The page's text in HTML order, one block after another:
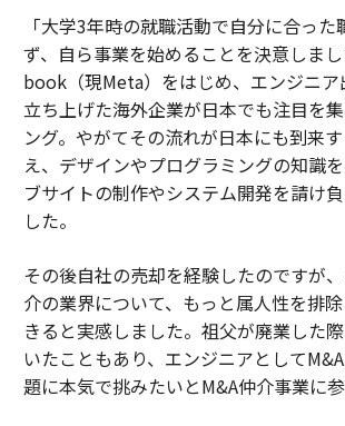
「大学3年時の就職活動で自分に合った
ず、自ら事業を始めることを決意しま
book（現Meta）をはじめ、エンジニア
立ち上げた海外企業が日本でも注目を
ング。やがてその流れが日本にも到来
え、デザインやプログラミングの知識
ブサイトの制作やシステム開発を請け
した。
その後自社の売却を経験したのですが
介の業界について、もっと属人性を排
きると実感しました。祖父が廃業した
いたこともあり、エンジニアとして
題に本気で挑みたいとM&A仲介事業に参